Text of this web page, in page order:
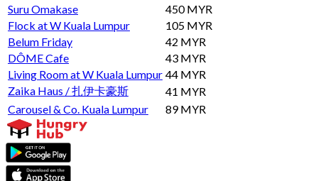
Suru Omakase
450 MYR
Flock at W Kuala Lumpur
105 MYR
Belum Friday
42 MYR
DÔME Cafe
43 MYR
Living Room at W Kuala Lumpur 44 MYR
Zaika Haus / 扎伊卡豪斯
41 MYR
Carousel & Co. Kuala Lumpur
89 MYR